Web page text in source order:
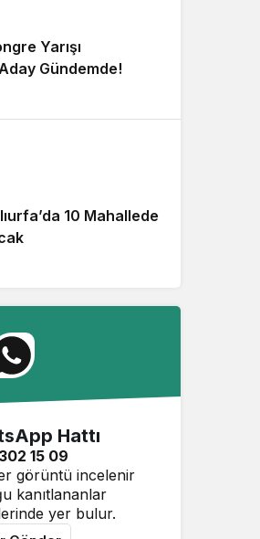
Yarışı
Gündemde!
10 Mahallede
Hattı
15 09
görüntü incelenir
kanıtlananlar
yer bulur.